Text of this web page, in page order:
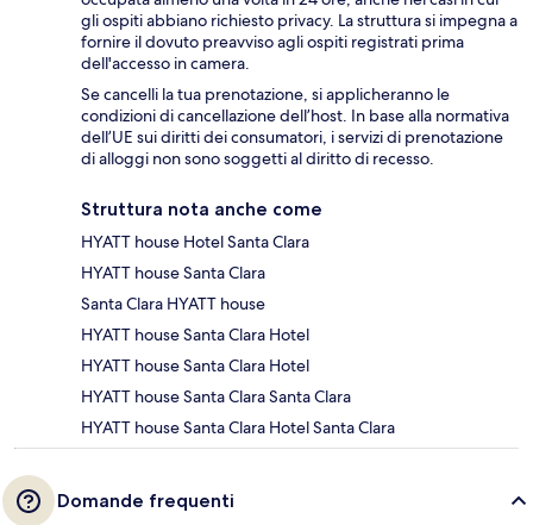
gli ospiti abbiano richiesto privacy. La struttura si impegna a
fornire il dovuto preavviso agli ospiti registrati prima
dell'accesso in camera.
Se cancelli la tua prenotazione, si applicheranno le
condizioni di cancellazione dell’host. In base alla normativa
dell’UE sui diritti dei consumatori, i servizi di prenotazione
di alloggi non sono soggetti al diritto di recesso.
Struttura nota anche come
HYATT house Hotel Santa Clara
HYATT house Santa Clara
Santa Clara HYATT house
HYATT house Santa Clara Hotel
HYATT house Santa Clara Hotel
HYATT house Santa Clara Santa Clara
HYATT house Santa Clara Hotel Santa Clara
Domande frequenti